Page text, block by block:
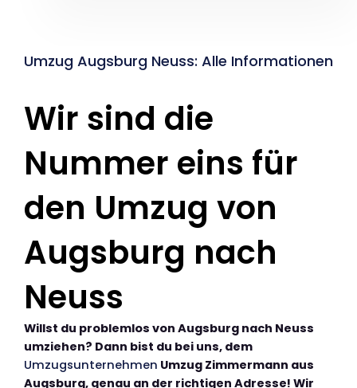
Umzug Augsburg Neuss: Alle Informationen
Wir sind die
Nummer eins für
den Umzug von
Augsburg nach
Neuss
Willst du problemlos von Augsburg nach Neuss
umziehen? Dann bist du bei uns, dem
Umzugsunternehmen Umzug Zimmermann aus
Augsburg, genau an der richtigen Adresse! Wir